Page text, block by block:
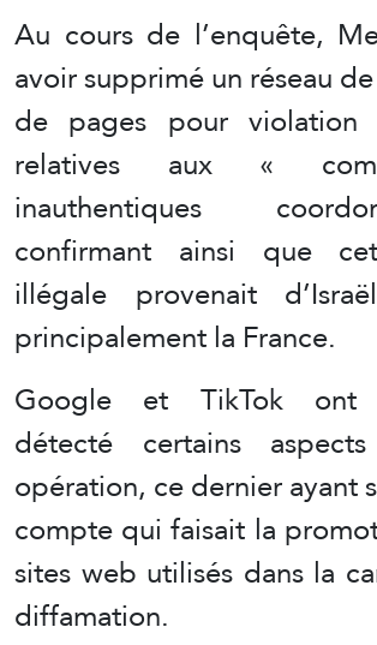
Au cours de l’enquête,
avoir supprimé un réseau
de pages pour violation
relatives aux «
inauthentiques
confirmant ainsi que
illégale provenait
principalement la France.
Google et TikTok ont
détecté certains
opération, ce dernier ayant
compte qui faisait la
sites web utilisés dans la
diffamation.